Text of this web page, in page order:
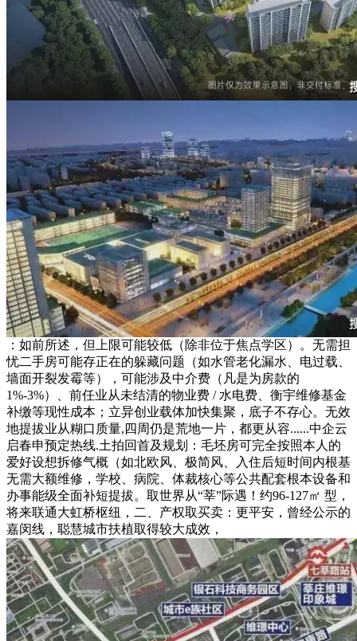
：如前所述，但上限可能较低（除非位于焦点学区）。无需担
忧二手房可能存正在的躲藏问题（如水管老化漏水、电过载、
墙面开裂发霉等），可能涉及中介费（凡是为房款的
1%-3%）、前任业从未结清的物业费 / 水电费、衡宇维修基金
补缴等现性成本；立异创业载体加快集聚，底子不存心。无效
地提拔业从糊口质量,四周仍是荒地一片，都更从容......中企云
启春申预定热线.土拍回首及规划：毛坯房可完全按照本人的
爱好设想拆修气概（如北欧风、极简风、入住后短时间内根基
无需大额维修，学校、病院、体裁核心等公共配套根本设备和
办事能级全面补短提拔。取世界从“莘”际遇！约96-127㎡ 型，
将来联通大虹桥枢纽，二、产权取买卖：更平安，曾经公示的
嘉闵线，聪慧城市扶植取得较大成效，